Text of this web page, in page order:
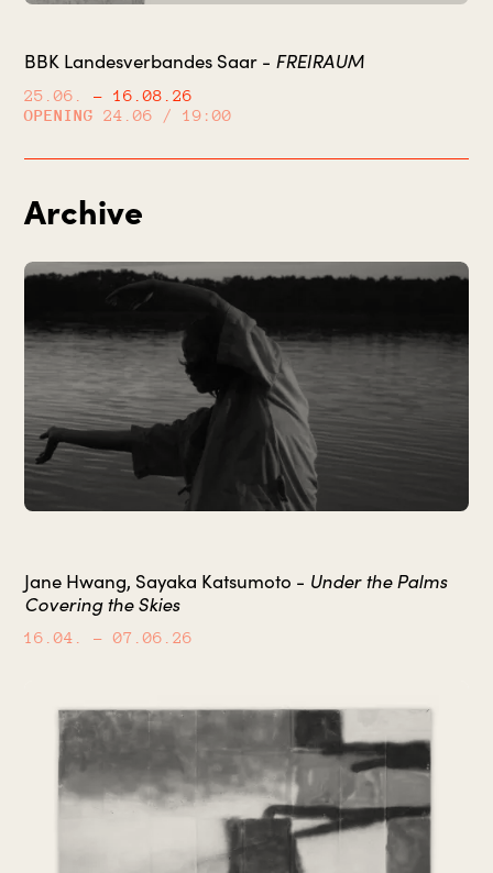
BBK Landesverbandes Saar - FREIRAUM
25.06.
– 16.08.26
OPENING
24.06 / 19:00
Archive
Jane Hwang, Sayaka Katsumoto - Under the Palms
Covering the Skies
16.04. – 07.06.26